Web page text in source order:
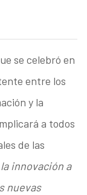
se celebró en
entre los
y la
a todos
de las
innovación a
nuevas